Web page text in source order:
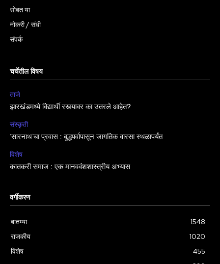
सोबत या
नोकरी / संधी
संपर्क
चर्चेतील विषय
ताजे
झारखंडमध्ये विद्यार्थी रस्त्यावर का उतरले आहेत?
संस्कृती
‘सारनाथ’चा प्रवास : बुद्धपर्वापासून जागतिक वारसा स्थळापर्यंत
विशेष
कातकरी समाज : एक मानववंशशास्त्रीय अभ्यास
वर्गीकरण
बातम्या
1548
राजकीय
1020
विशेष
455